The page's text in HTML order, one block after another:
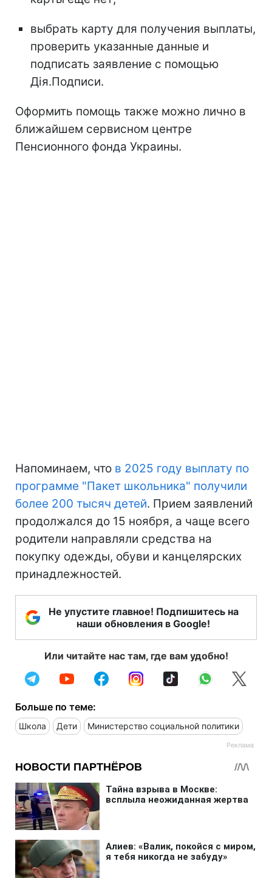
выбрать карту для получения выплаты,
проверить указанные данные и
подписать заявление с помощью
Дія.Подписи.
Оформить помощь также можно лично в
ближайшем сервисном центре
Пенсионного фонда Украины.
Напоминаем, что в 2025 году выплату по
программе "Пакет школьника" получили
более 200 тысяч детей. Прием заявлений
продолжался до 15 ноября, а чаще всего
родители направляли средства на
покупку одежды, обуви и канцелярских
принадлежностей.
Не упустите главное! Подпишитесь на
наши обновления в Google!
Или читайте нас там, где вам удобно!
Больше по теме:
Школа Дети Министерство социальной политики